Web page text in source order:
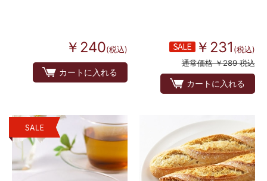
￥240(税込)
カートに入れる
￥231 (税込)
通常価格 ￥289 税込
カートに入れる